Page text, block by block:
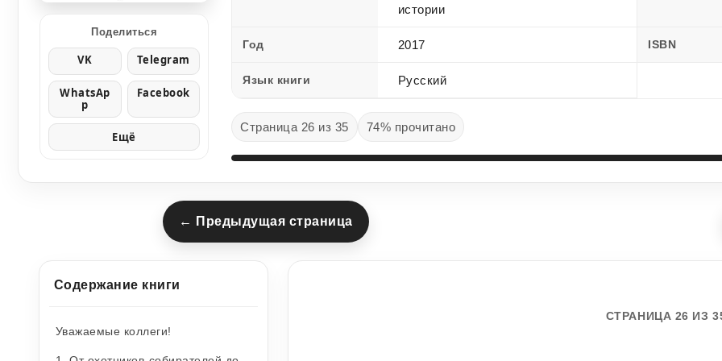
Поделиться
VK Telegram
WhatsAp
p
Facebook
Ещё
истории
Год 2017 ISBN
Язык книги Русский
Страница 26 из 35 74% прочитано
← Предыдущая страница
Содержание книги
Уважаемые коллеги!
СТРАНИЦА 26 ИЗ